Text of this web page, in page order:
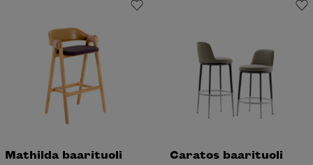
Mathilda baarituoli Caratos baarituoli